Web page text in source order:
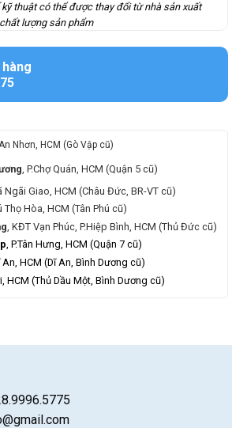
thuật có thể được thay đổi từ nhà sản xuất
lượng sản phẩm
Nhơn, HCM (Gò Vập cũ)
, P.Chợ Quán, HCM (Quận 5 cũ)
Ngãi Giao, HCM (Châu Đức, BR-VT cũ)
Thọ Hòa, HCM (Tân Phú cũ)
, KĐT Vạn Phúc, P.Hiệp Bình, HCM (Thủ Đức cũ)
, P.Tân Hưng, HCM (Quận 7 cũ)
An, HCM (Dĩ An, Bình Dương cũ)
HCM (Thủ Dầu Một, Bình Dương cũ)